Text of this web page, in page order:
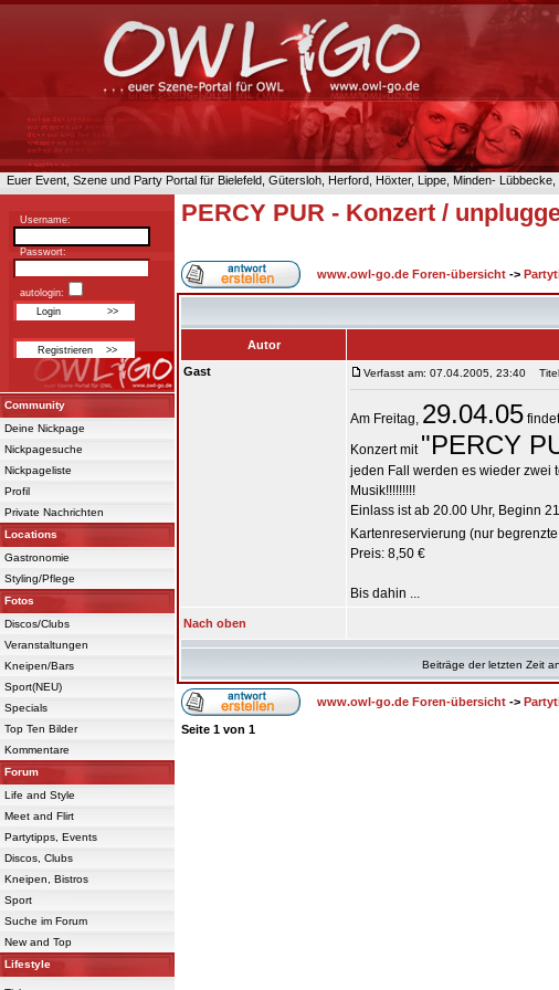
Euer Event, Szene und Party Portal für Bielefeld, Gütersloh, Herford, Höxter, Lippe, Minden- Lübbecke,
Username:
Passwort:
autologin:
Community
Deine Nickpage
Nickpagesuche
Nickpageliste
Profil
Private Nachrichten
Locations
Gastronomie
Styling/Pflege
Fotos
Discos/Clubs
Veranstaltungen
Kneipen/Bars
Sport(NEU)
Specials
Top Ten Bilder
Kommentare
Forum
Life and Style
Meet and Flirt
Partytipps, Events
Discos, Clubs
Kneipen, Bistros
Sport
Suche im Forum
New and Top
Lifestyle
PERCY PUR - Konzert /
www.owl-go.de Foren-übersicht ->
Autor
Gast
Verfasst am: 07.04.2005, 23:40
Am Freitag, 29.04.05
Konzert mit "PERCY
jeden Fall werden es wieder zwei
Musik!!!!!!!!!
Einlass ist ab 20.00 Uhr, Beginn
Kartenreservierung (nur
Preis: 8,50 €
Bis dahin ...
Nach oben
Beiträge der letzten Zeit
www.owl-go.de Foren-übersicht ->
Seite 1 von 1